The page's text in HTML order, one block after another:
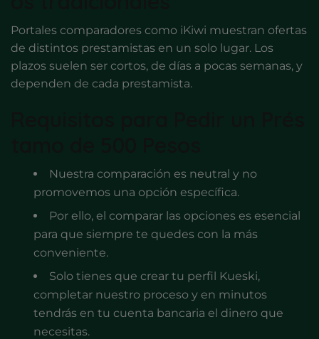
Portales comparadores como iKiwi muestran ofertas
de distintos prestamistas en un solo lugar. Los
plazos suelen ser cortos, de días a pocas semanas, y
dependen de cada prestamista.
Nuestra comparación es neutral y no
promovemos una opción específica.
Por ello, el comparar las opciones es esencial
para que siempre te quedes con la más
conveniente.
Solo tienes que crear tu perfil Kueski,
completar nuestro proceso y en minutos
tendrás en tu cuenta bancaria el dinero que
necesitas.